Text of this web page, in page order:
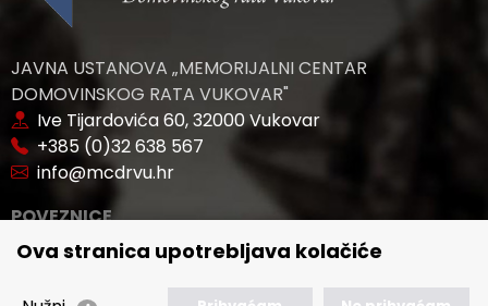
Ova stranica upotrebljava kolačiće
JAVNA USTANOVA „MEMORIJALNI CENTAR
DOMOVINSKOG RATA VUKOVAR"
Ive Tijardovića 60, 32000 Vukovar
+385 (0)32 638 567
info@mcdrvu.hr
POVEZNICE
🢒 Novosti